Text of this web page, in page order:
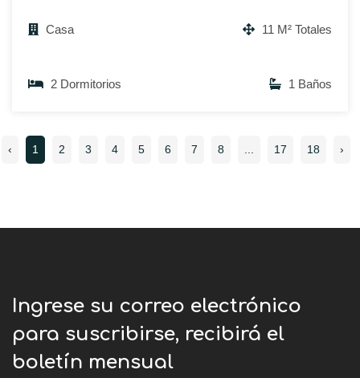
Casa 11 M² Totales
2 Dormitorios 1 Baños
‹ 1 2 3 4 5 6 7 8 17 18 ›
Ingrese su correo electrónico
para suscribirse, recibirá el
boletín mensual